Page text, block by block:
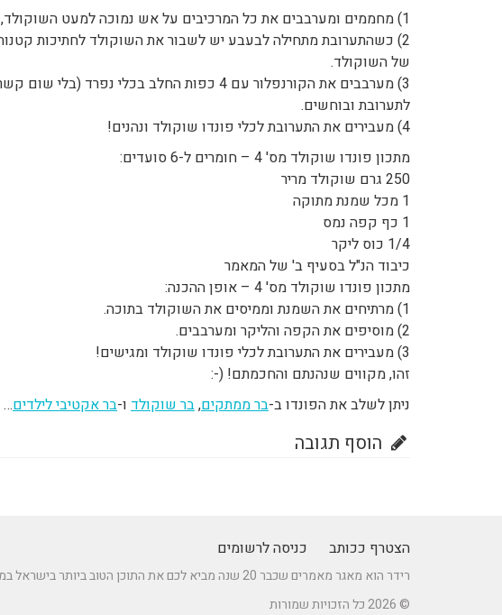
1) מחממים ומערבבים את כל המרכיבים על אש נמוכה למעט השוקולד, 4 כפות החלב, הקורנפלור והפירות.
2) כשהתערובת מתחילה לבעבע יש לשבור את השוקולד לחתיכות קטנות הישר לתוך הסיר ולערבב עד להמסתו
של השוקולד.
3) מערבבים את הקורנפלור עם 4 כפות החלב בכלי נפרד (בלי שום קשר לחצי כוס החלב הראשונה), מוסיפים
לתערובת ובוחשים.
4) מעבירים את התערובת לכלי פונדו שוקולד ונהנים!
מתכון פונדו שוקולד מס' 4 – חומרים ל-6 סועדים:
250 גרם שוקולד מריר
1 מכל שמנת מתוקה
1 כף קפה נמס
1/4 כוס ליקר
כיבוד הנ"ל בסעיף ב' של המאמר
מתכון פונדו שוקולד מס' 4 – אופן ההכנה:
1) מרתיחים את השמנת וממיסים את השוקולד בתוכה.
2) מוסיפים את הקפה והליקר ומערבבים.
3) מעבירים את התערובת לכלי פונדו שוקולד ומגישים!
זהו, מקווים שנהנתם והחכמתם! (-:
ניתן לשלב את הפונדו ב-בר ממתקים,בר שוקולד ו-בר אקטיבי לילדים…
הוסף תגובה
הצטרף ככותב כניסה לרשומים
רידר הוא מאגר מאמרים שכבר 20 שנה מביא לכם את התוכן הטוב ביותר בישראל במגוון תחומים.
© 2026 כל הזכויות שמורות